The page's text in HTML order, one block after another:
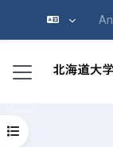
Panel samping
Buka indeks